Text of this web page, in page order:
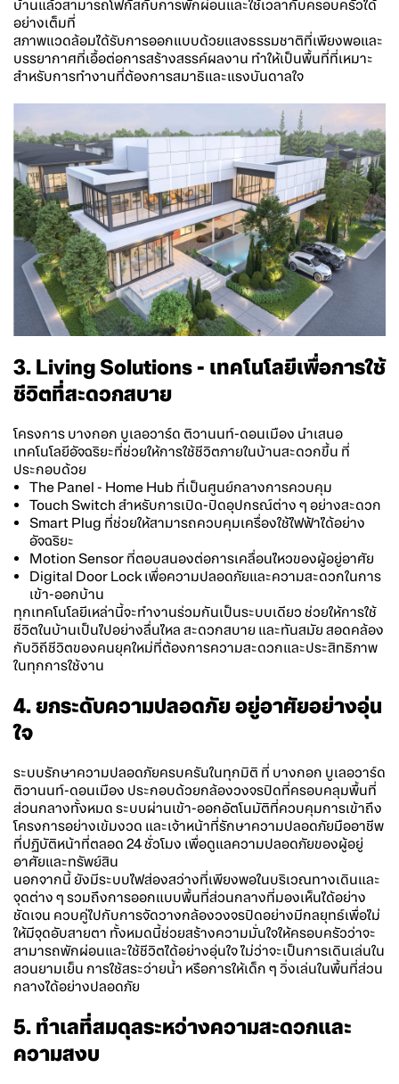
บ้านแล้วสามารถโฟกัสกับการพักผ่อนและใช้เวลากับครอบครัวได้
อย่างเต็มที่
สภาพแวดล้อมได้รับการออกแบบด้วยแสงธรรมชาติที่เพียงพอและ
บรรยากาศที่เอื้อต่อการสร้างสรรค์ผลงาน ทำให้เป็นพื้นที่ที่เหมาะ
สำหรับการทำงานที่ต้องการสมาธิและแรงบันดาลใจ
3. Living Solutions - เทคโนโลยีเพื่อการใช้
ชีวิตที่สะดวกสบาย
โครงการ บางกอก บูเลอวาร์ด ติวานนท์-ดอนเมือง นำเสนอ
เทคโนโลยีอัจฉริยะที่ช่วยให้การใช้ชีวิตภายในบ้านสะดวกขึ้น ที่
ประกอบด้วย
The Panel - Home Hub ที่เป็นศูนย์กลางการควบคุม
Touch Switch สำหรับการเปิด-ปิดอุปกรณ์ต่าง ๆ อย่างสะดวก
Smart Plug ที่ช่วยให้สามารถควบคุมเครื่องใช้ไฟฟ้าได้อย่าง
อัจฉริยะ
Motion Sensor ที่ตอบสนองต่อการเคลื่อนไหวของผู้อยู่อาศัย
Digital Door Lock เพื่อความปลอดภัยและความสะดวกในการ
เข้า-ออกบ้าน
ทุกเทคโนโลยีเหล่านี้จะทำงานร่วมกันเป็นระบบเดียว ช่วยให้การใช้
ชีวิตในบ้านเป็นไปอย่างลื่นไหล สะดวกสบาย และทันสมัย สอดคล้อง
กับวิถีชีวิตของคนยุคใหม่ที่ต้องการความสะดวกและประสิทธิภาพ
ในทุกการใช้งาน
4. ยกระดับความปลอดภัย อยู่อาศัยอย่างอุ่น
ใจ
ระบบรักษาความปลอดภัยครบครันในทุกมิติ ที่ บางกอก บูเลอวาร์ด
ติวานนท์-ดอนเมือง ประกอบด้วยกล้องวงจรปิดที่ครอบคลุมพื้นที่
ส่วนกลางทั้งหมด ระบบผ่านเข้า-ออกอัตโนมัติที่ควบคุมการเข้าถึง
โครงการอย่างเข้มงวด และเจ้าหน้าที่รักษาความปลอดภัยมืออาชีพ
ที่ปฏิบัติหน้าที่ตลอด 24 ชั่วโมง เพื่อดูแลความปลอดภัยของผู้อยู่
อาศัยและทรัพย์สิน
นอกจากนี้ ยังมีระบบไฟส่องสว่างที่เพียงพอในบริเวณทางเดินและ
จุดต่าง ๆ รวมถึงการออกแบบพื้นที่ส่วนกลางที่มองเห็นได้อย่าง
ชัดเจน ควบคู่ไปกับการจัดวางกล้องวงจรปิดอย่างมีกลยุทธ์เพื่อไม่
ให้มีจุดอับสายตา ทั้งหมดนี้ช่วยสร้างความมั่นใจให้ครอบครัวว่าจะ
สามารถพักผ่อนและใช้ชีวิตได้อย่างอุ่นใจ ไม่ว่าจะเป็นการเดินเล่นใน
สวนยามเย็น การใช้สระว่ายน้ำ หรือการให้เด็ก ๆ วิ่งเล่นในพื้นที่ส่วน
กลางได้อย่างปลอดภัย
5. ทำเลที่สมดุลระหว่างความสะดวกและ
ความสงบ